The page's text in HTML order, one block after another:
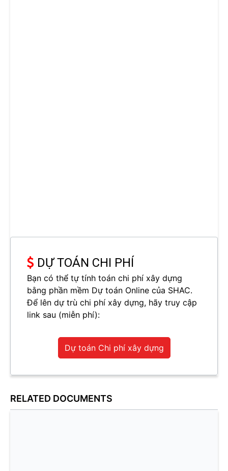
DỰ TOÁN CHI PHÍ
Bạn có thể tự tính toán chi phí xây dựng
bằng phần mềm Dự toán Online của SHAC.
Để lên dự trù chi phí xây dựng, hãy truy cập
link sau (miễn phí):
Dự toán Chi phí xây dựng
RELATED DOCUMENTS